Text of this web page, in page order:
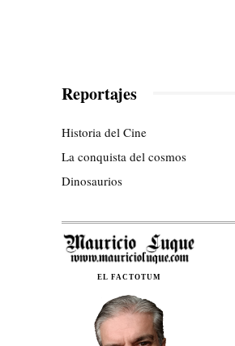
Reportajes
Historia del Cine
La conquista del cosmos
Dinosaurios
EL FACTOTUM